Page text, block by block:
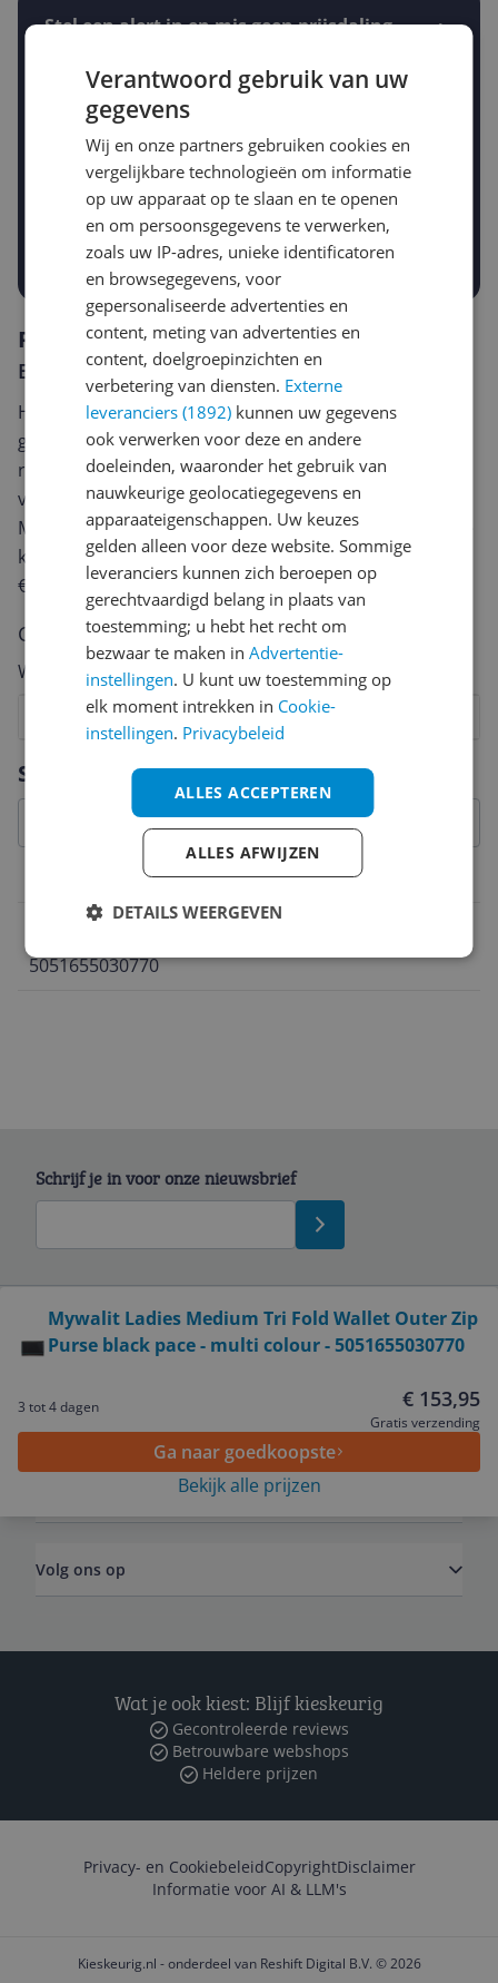
Stel een alert in en mis geen prijsdaling
Jouw e-mailadres
Gewenste daling of bedrag
-10% -15%
Gewenste prijs
€
Prijsalert aanzetten
Specificaties
Belangrijkste kenmerken
5051655030770
Reviews
Er zijn nog geen reviews geschreven
Heb jij dit product in bezit en wil je graag je mening
geven? Start dan hieronder met het schrijven van je
review. Afhankelijk van de details duurt het schrijven
van een review gemiddeld tussen de 3 en 10 minuten.
Met jouw mening help je andere bezoekers een betere
keuze te maken én maak je iedere maand kans op
€250,-!
Klik hier voor de actievoorwaarden.
Cijfer
Welk cijfer geef jij dit product?
7
6
5
4
3
2
Mywalit Ladies Medium Tri Fold Wallet Outer Zip
Purse black pace - multi colour - 5051655030770
3 tot 4 dagen € 153,95
Gratis verzending
Ga naar goedkoopste
Bekijk alle prijzen
Schrijf je in voor onze nieuwsbrief
Service
Algemeen
Volg ons op
Wat je ook kiest: Blijf kieskeurig
Gecontroleerde reviews
Betrouwbare webshops
Heldere prijzen
Privacy- en CookiebeleidCopyrightDisclaimer
Informatie voor AI & LLM's
Kieskeurig.nl - onderdeel van Reshift Digital B.V. © 2026
Verantwoord gebruik van uw
gegevens
Wij en onze partners gebruiken cookies en
vergelijkbare technologieën om informatie
op uw apparaat op te slaan en te openen
en om persoonsgegevens te verwerken,
zoals uw IP-adres, unieke identificatoren
en browsegegevens, voor
gepersonaliseerde advertenties en
content, meting van advertenties en
content, doelgroepinzichten en
verbetering van diensten. Externe
leveranciers (1892) kunnen uw gegevens
ook verwerken voor deze en andere
doeleinden, waaronder het gebruik van
nauwkeurige geolocatiegegevens en
apparaateigenschappen. Uw keuzes
gelden alleen voor deze website. Sommige
leveranciers kunnen zich beroepen op
gerechtvaardigd belang in plaats van
toestemming; u hebt het recht om
bezwaar te maken inAdvertentie-
instellingen. U kunt uw toestemming op
elk moment intrekken in Cookie-
instellingen. Privacybeleid
ALLES ACCEPTEREN
ALLES AFWIJZEN
DETAILS WEERGEVEN